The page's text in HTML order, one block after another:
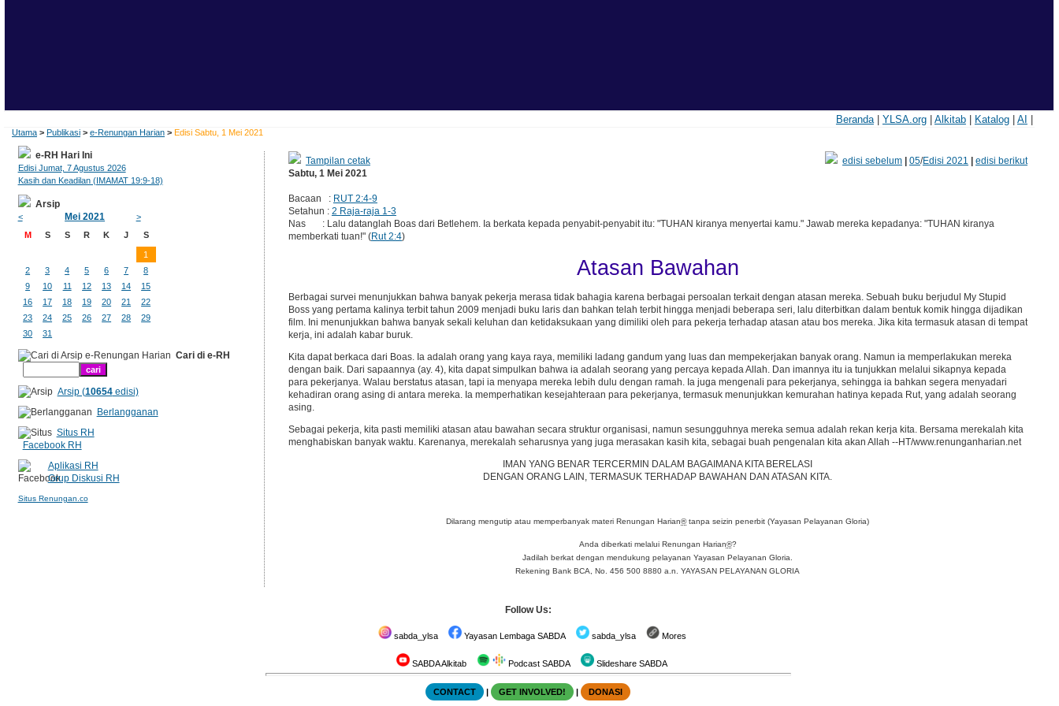
Beranda| YLSA.org| Alkitab| Katalog| AI
Utama > Publikasi > e-Renungan Harian > Edisi Sabtu, 1 Mei 2021
Tampilan cetak edisi sebelum| 05/Edisi 2021
edisi berikut
Sabtu, 1 Mei 2021
Bacaan : RUT 2:4-9
Setahun : 2 Raja-raja 1-3
Nas : Lalu datanglah Boas dari Betlehem. Ia berkata kepada penyabit-penyabit itu: "TUHAN kiranya menyertai kamu." Jawab mereka kepadanya: "TUHAN kiranya
memberkati tuan!" (Rut 2:4)
Atasan Bawahan
Berbagai survei menunjukkan bahwa banyak pekerja merasa tidak bahagia karena berbagai persoalan terkait dengan atasan mereka. Sebuah buku berjudul My Stupid
Boss yang pertama kalinya terbit tahun 2009 menjadi buku laris dan bahkan telah terbit hingga menjadi beberapa seri, lalu diterbitkan dalam bentuk komik hingga dijadikan
film. Ini menunjukkan bahwa banyak sekali keluhan dan ketidaksukaan yang dimiliki oleh para pekerja terhadap atasan atau bos mereka. Jika kita termasuk atasan di tempat
kerja, ini adalah kabar buruk.
Kita dapat berkaca dari Boas. Ia adalah orang yang kaya raya, memiliki ladang gandum yang luas dan mempekerjakan banyak orang. Namun ia memperlakukan mereka
dengan baik. Dari sapaannya (ay. 4), kita dapat simpulkan bahwa ia adalah seorang yang percaya kepada Allah. Dan imannya itu ia tunjukkan melalui sikapnya kepada
para pekerjanya. Walau berstatus atasan, tapi ia menyapa mereka lebih dulu dengan ramah. Ia juga mengenali para pekerjanya, sehingga ia bahkan segera menyadari
kehadiran orang asing di antara mereka. Ia memperhatikan kesejahteraan para pekerjanya, termasuk menunjukkan kemurahan hatinya kepada Rut, yang adalah seorang
asing.
Sebagai pekerja, kita pasti memiliki atasan atau bawahan secara struktur organisasi, namun sesungguhnya mereka semua adalah rekan kerja kita. Bersama merekalah kita
menghabiskan banyak waktu. Karenanya, merekalah seharusnya yang juga merasakan kasih kita, sebagai buah pengenalan kita akan Allah --HT/www.renunganharian.net
IMAN YANG BENAR TERCERMIN DALAM BAGAIMANA KITA BERELASI
DENGAN ORANG LAIN, TERMASUK TERHADAP BAWAHAN DAN ATASAN KITA.
Dilarang mengutip atau memperbanyak materi Renungan Harian®tanpa seizin penerbit (Yayasan Pelayanan Gloria)
Anda diberkati melalui Renungan Harian®?
Jadilah berkat dengan mendukung pelayanan Yayasan Pelayanan Gloria.
Rekening Bank BCA, No. 456 500 8880 a.n. YAYASAN PELAYANAN GLORIA
e-RH Hari Ini
Edisi Jumat, 7 Agustus 2026
Kasih dan Keadilan (IMAMAT 19:9-18)
Arsip
< Mei 2021
>
M
S S R K J S
1
2
3 4 5 6 7
8
9
10 11 12 13 14
15
16
17 18 19 20 21
22
23
24 25 26 27 28
29
30
31
Cari di e-RH
Arsip (10654edisi)
Berlangganan
Situs RH
Facebook RH
Aplikasi RH
Grup Diskusi RH
Situs Renungan.co
Follow Us:
sabda_ylsa Yayasan Lembaga SABDA sabda_ylsa Mores
SABDA Alkitab Podcast SABDA Slideshare SABDA
CONTACT | GET INVOLVED! | DONASI